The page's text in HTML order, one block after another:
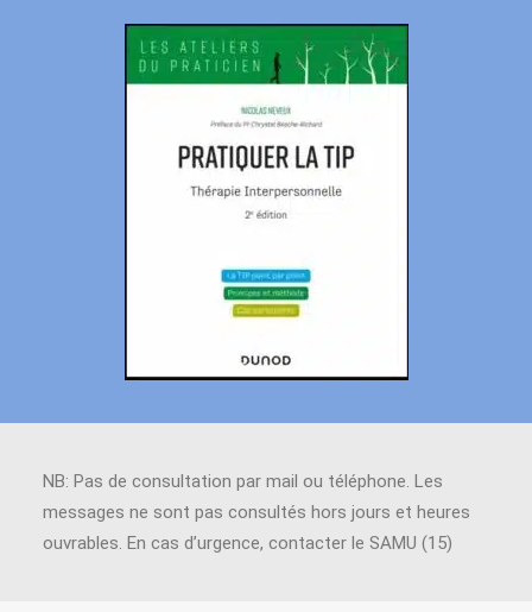
NB: Pas de consultation par mail ou téléphone. Les
messages ne sont pas consultés hors jours et heures
ouvrables. En cas d’urgence, contacter le SAMU (15)